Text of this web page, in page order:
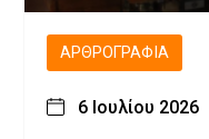
ΑΡΘΡΟΓΡΑΦΊΑ
6 Ιουλίου 2026